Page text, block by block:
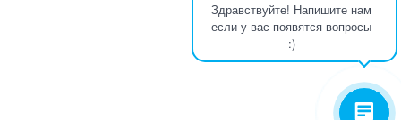
Здравствуйте! Напишите нам
если у вас появятся вопросы
:)